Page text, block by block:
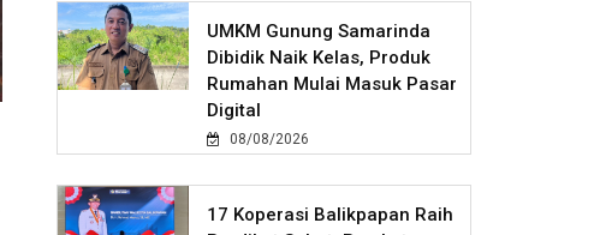
UMKM Gunung Samarinda
Dibidik Naik Kelas, Produk
Rumahan Mulai Masuk Pasar
Digital
08/08/2026
17 Koperasi Balikpapan Raih